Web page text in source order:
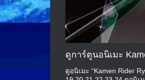
ดูการ์ตูนอนิเมะ
ดูอนิเมะ “Kamen Rider